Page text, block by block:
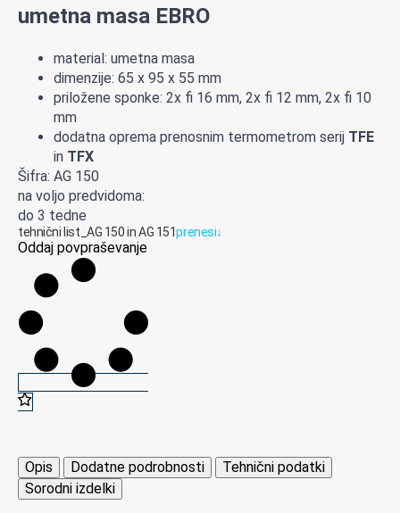
umetna masa EBRO
material: umetna masa
dimenzije: 65 x 95 x 55 mm
priložene sponke: 2x fi 16 mm, 2x fi 12 mm, 2x fi 10
mm
dodatna oprema prenosnim termometrom serij TFE
in TFX
Šifra: AG 150
na voljo predvidoma:
do 3 tedne
tehnični list_AG 150 in AG 151prenesi↓
Oddaj povpraševanje
Opis Dodatne podrobnosti
Tehnični podatki
Sorodni izdelki